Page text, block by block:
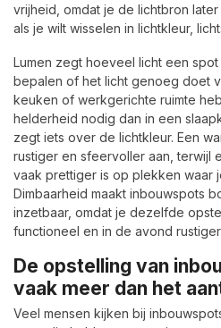
vrijheid, omdat je de lichtbron
als je wilt wisselen in lichtkleur,
Lumen zegt hoeveel licht een
bepalen of het licht genoeg doet
keuken of werkgerichte ruimte
helderheid nodig dan in een
zegt iets over de lichtkleur. Een
rustiger en sfeervoller aan, terwijl
vaak prettiger is op plekken waar
Dimbaarheid maakt inbouwspots
inzetbaar, omdat je dezelfde
functioneel en in de avond
De opstelling van
vaak meer dan het
Veel mensen kijken bij